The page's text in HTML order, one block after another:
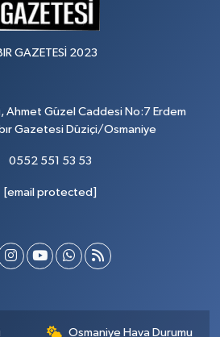
GAZETESİ 2023
Ahmet Güzel Caddesi No:7 Erdem
Gazetesi Düziçi/Osmaniye
0552 551 53 53
[email protected]
Osmaniye Hava Durumu